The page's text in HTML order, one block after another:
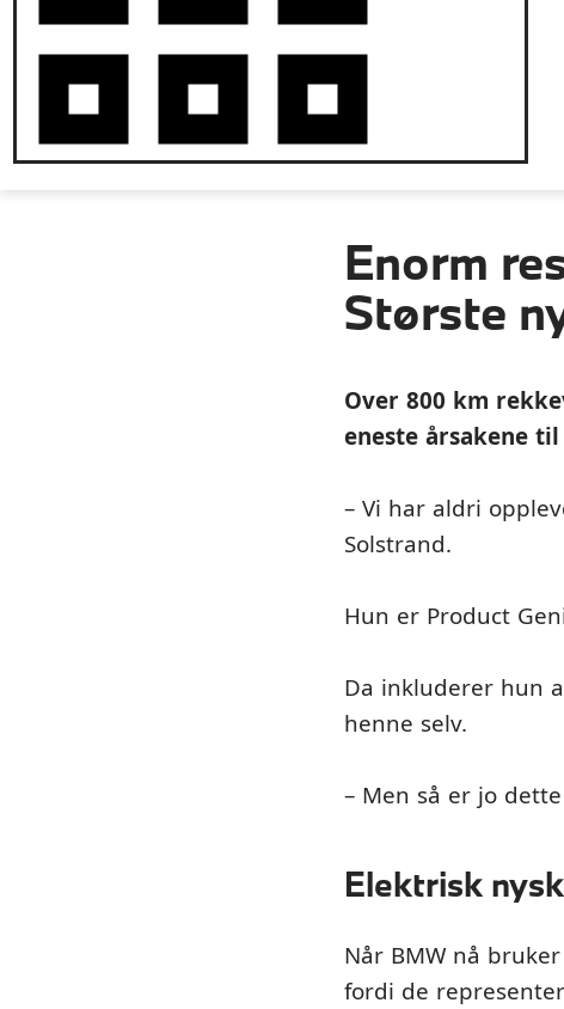
Enorm
Største
Over 800 km
eneste årsakene
– Vi har aldri
Solstrand.
Hun er Product
Da inkluderer hun
henne selv.
– Men så er jo
Elektrisk
Når BMW nå
fordi de